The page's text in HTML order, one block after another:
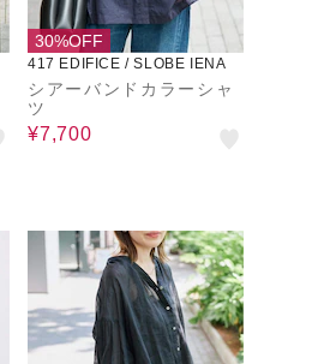
30%OFF
417 EDIFICE / SLOBE IENA
シアーバンドカラーシャ
ツ
¥7,700